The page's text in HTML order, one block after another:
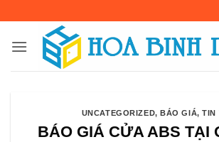
nội
UNCATEGORIZED,BÁO GIÁ,TIN
BÁO GIÁ CỬA ABS TẠI